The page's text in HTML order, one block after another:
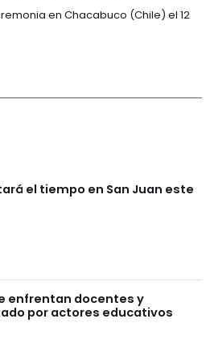
en Chacabuco (Chile) el 12
el tiempo en San Juan este
enfrentan docentes y
por actores educativos